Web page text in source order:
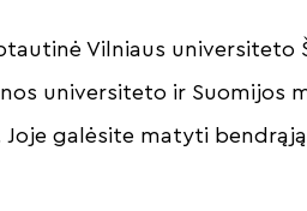
Vilniaus universiteto
universiteto ir Suomijos
galėsite matyti